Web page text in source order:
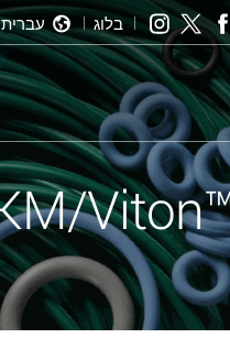
בלוג עברית